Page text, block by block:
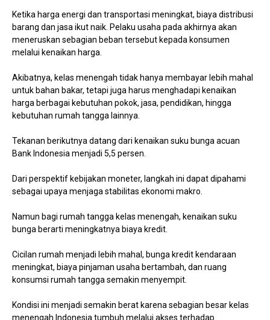
Ketika harga energi dan transportasi meningkat, biaya distribusi
barang dan jasa ikut naik. Pelaku usaha pada akhirnya akan
meneruskan sebagian beban tersebut kepada konsumen
melalui kenaikan harga.
Akibatnya, kelas menengah tidak hanya membayar lebih mahal
untuk bahan bakar, tetapi juga harus menghadapi kenaikan
harga berbagai kebutuhan pokok, jasa, pendidikan, hingga
kebutuhan rumah tangga lainnya.
Tekanan berikutnya datang dari kenaikan suku bunga acuan
Bank Indonesia menjadi 5,5 persen.
Dari perspektif kebijakan moneter, langkah ini dapat dipahami
sebagai upaya menjaga stabilitas ekonomi makro.
Namun bagi rumah tangga kelas menengah, kenaikan suku
bunga berarti meningkatnya biaya kredit.
Cicilan rumah menjadi lebih mahal, bunga kredit kendaraan
meningkat, biaya pinjaman usaha bertambah, dan ruang
konsumsi rumah tangga semakin menyempit.
Kondisi ini menjadi semakin berat karena sebagian besar kelas
menengah Indonesia tumbuh melalui akses terhadap